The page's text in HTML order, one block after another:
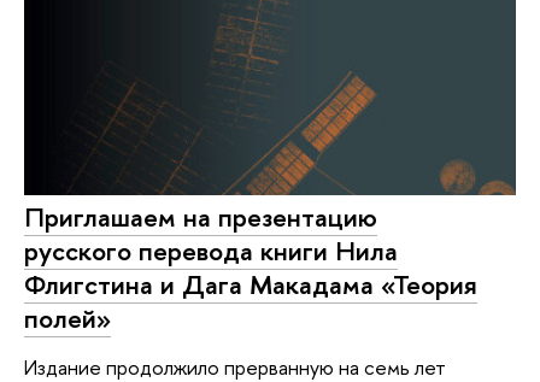
Приглашаем на презентацию
русского перевода книги Нила
Флигстина и Дага Макадама «Теория
полей»
Издание продолжило прерванную на семь лет